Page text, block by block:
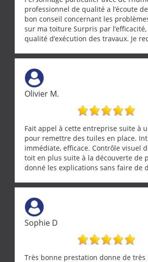
professionnel de qualité a l’écoute
bon conseil concernant les
sur ma toiture Surpris par
qualité d’exécution des travaux. Je
Olivier M.
Fait appel à cette entreprise suite à
pour remettre des tuiles en place.
immédiate, efficace. Contrôle visuel
toit en plus suite à la découverte de
donné les explications sans faire de
Sophie D
Très bonne prestation donne de très